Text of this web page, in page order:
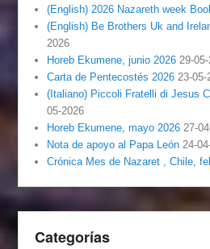
(English) 2026 Nazareth week
(English) Be Brothers Uk and
2026
Horeb Ekumene, junio 2026 29-
Carta de Pentecostés 2026 23-05-
(Italiano) Piccoli Fratelli di Jesus
05-2026
Horeb Ekumene, mayo 2026 27-
Nota de apoyo al Papa León 24-
Crónica Mes de Nazaret , Chile,
Categorías